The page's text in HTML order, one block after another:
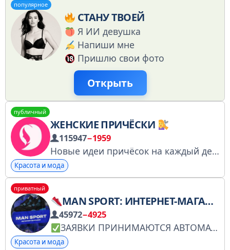
популярное
СТАНУ ТВОЕЙ
Я ИИ девушка
Напиши мне
Пришлю свои фото
Открыть
публичный
ЖЕНСКИЕ ПРИЧЁСКИ
115947−1959
Новые идеи причёсок на каждый день
Красота и мода
приватный
MAN SPORT: ИНТЕРНЕТ-МАГАЗИН
45972−4925
ЗАЯВКИ ПРИНИМАЮТСЯ АВТОМАТИЧЕСКИ
Красота и мода